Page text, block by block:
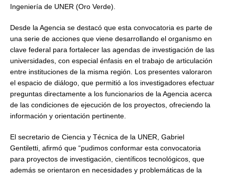
Ingeniería de UNER (Oro Verde).
Desde la Agencia se destacó que esta convocatoria es parte de
una serie de acciones que viene desarrollando el organismo en
clave federal para fortalecer las agendas de investigación de las
universidades, con especial énfasis en el trabajo de articulación
entre instituciones de la misma región. Los presentes valoraron
el espacio de diálogo, que permitió a los investigadores efectuar
preguntas directamente a los funcionarios de la Agencia acerca
de las condiciones de ejecución de los proyectos, ofreciendo la
información y orientación pertinente.
El secretario de Ciencia y Técnica de la UNER, Gabriel
Gentiletti, afirmó que “pudimos conformar esta convocatoria
para proyectos de investigación, científicos tecnológicos, que
además se orientaron en necesidades y problemáticas de la